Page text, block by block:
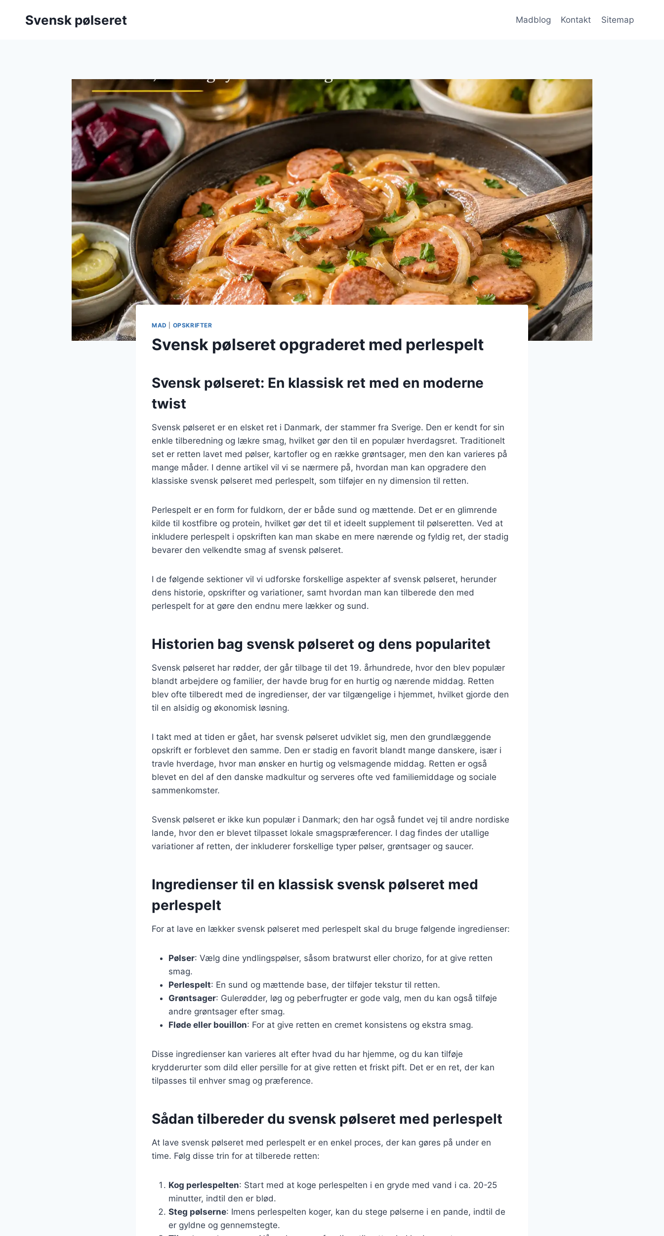
Svensk pølseret Madblog Kontakt Sitemap
MAD OPSKRIFTER
Svensk pølseret opgraderet med perlespelt
Svensk pølseret: En klassisk ret med en moderne
twist
Svensk pølseret er en elsket ret i Danmark, der stammer fra Sverige. Den er kendt for sin
enkle tilberedning og lækre smag, hvilket gør den til en populær hverdagsret. Traditionelt
set er retten lavet med pølser, kartofler og en række grøntsager, men den kan varieres på
mange måder. I denne artikel vil vi se nærmere på, hvordan man kan opgradere den
klassiske svensk pølseret med perlespelt, som tilføjer en ny dimension til retten.
Perlespelt er en form for fuldkorn, der er både sund og mættende. Det er en glimrende
kilde til kostfibre og protein, hvilket gør det til et ideelt supplement til pølseretten. Ved at
inkludere perlespelt i opskriften kan man skabe en mere nærende og fyldig ret, der stadig
bevarer den velkendte smag af svensk pølseret.
I de følgende sektioner vil vi udforske forskellige aspekter af svensk pølseret, herunder
dens historie, opskrifter og variationer, samt hvordan man kan tilberede den med
perlespelt for at gøre den endnu mere lækker og sund.
Historien bag svensk pølseret og dens popularitet
Svensk pølseret har rødder, der går tilbage til det 19. århundrede, hvor den blev populær
blandt arbejdere og familier, der havde brug for en hurtig og nærende middag. Retten
blev ofte tilberedt med de ingredienser, der var tilgængelige i hjemmet, hvilket gjorde den
til en alsidig og økonomisk løsning.
I takt med at tiden er gået, har svensk pølseret udviklet sig, men den grundlæggende
opskrift er forblevet den samme. Den er stadig en favorit blandt mange danskere, især i
travle hverdage, hvor man ønsker en hurtig og velsmagende middag. Retten er også
blevet en del af den danske madkultur og serveres ofte ved familiemiddage og sociale
sammenkomster.
Svensk pølseret er ikke kun populær i Danmark; den har også fundet vej til andre nordiske
lande, hvor den er blevet tilpasset lokale smagspræferencer. I dag findes der utallige
variationer af retten, der inkluderer forskellige typer pølser, grøntsager og saucer.
Ingredienser til en klassisk svensk pølseret med
perlespelt
For at lave en lækker svensk pølseret med perlespelt skal du bruge følgende ingredienser:
Pølser: Vælg dine yndlingspølser, såsom bratwurst eller chorizo, for at give retten
smag.
Perlespelt: En sund og mættende base, der tilføjer tekstur til retten.
Grøntsager: Gulerødder, løg og peberfrugter er gode valg, men du kan også tilføje
andre grøntsager efter smag.
Fløde eller bouillon: For at give retten en cremet konsistens og ekstra smag.
Disse ingredienser kan varieres alt efter hvad du har hjemme, og du kan tilføje
krydderurter som dild eller persille for at give retten et friskt pift. Det er en ret, der kan
tilpasses til enhver smag og præference.
Sådan tilbereder du svensk pølseret med perlespelt
At lave svensk pølseret med perlespelt er en enkel proces, der kan gøres på under en
time. Følg disse trin for at tilberede retten:
Kog perlespelten: Start med at koge perlespelten i en gryde med vand i ca. 20-25
minutter, indtil den er blød.
Steg pølserne: Imens perlespelten koger, kan du stege pølserne i en pande, indtil de
er gyldne og gennemstegte.